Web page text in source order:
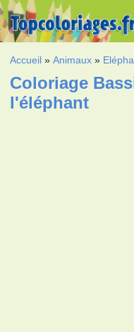
Accueil »Animaux »
Coloriage
l'éléphant